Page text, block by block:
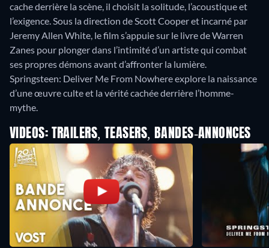
cache derrière la scène, il choisit la solitude, l’acoustique et
l’exigence. Sous la direction de Scott Cooper et incarné par
Jeremy Allen White, le film s’appuie sur le livre de Warren
Zanes pour plonger dans l’intimité d’un artiste qui combat
ses propres démons avant d’affronter la lumière.
Springsteen: Deliver Me From Nowhere explore la naissance
d’une œuvre culte et la vérité cachée derrière l’homme-
mythe.
VIDEOS: TRAILERS, TEASERS, BANDES-ANNONCES